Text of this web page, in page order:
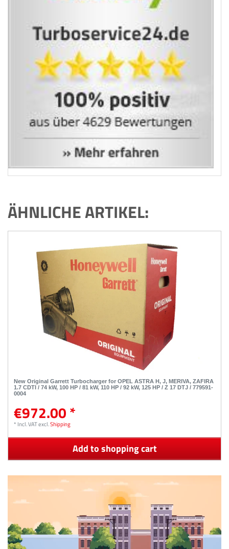
ÄHNLICHE ARTIKEL:
New Original Garrett Turbocharger for OPEL ASTRA H, J, MERIVA, ZAFIRA
1.7 CDTI / 74 kW, 100 HP / 81 kW, 110 HP / 92 kW, 125 HP / Z 17 DTJ / 779591-
0004
€972.00 *
* Incl. VATexcl.Shipping
Add to shopping cart